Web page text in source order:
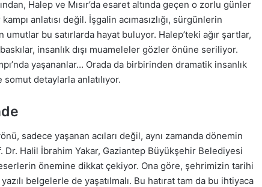
Halep ve Mısır’da esaret altında geçen o zorlu günler
anlatısı değil. İşgalin acımasızlığı, sürgünlerin
bu satırlarda hayat buluyor. Halep’teki ağır şartlar,
insanlık dışı muameleler gözler önüne seriliyor.
yaşananlar… Orada da birbirinden dramatik insanlık
detaylarla anlatılıyor.
sadece yaşanan acıları değil, aynı zamanda dönemin
Halil İbrahim Yakar, Gaziantep Büyükşehir Belediyesi
önemine dikkat çekiyor. Ona göre, şehrimizin tarihi
belgelerle de yaşatılmalı. Bu hatırat tam da bu ihtiyaca